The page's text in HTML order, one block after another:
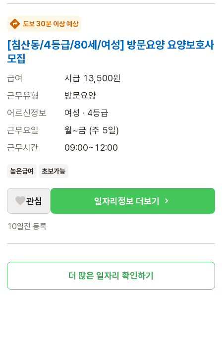
도보 30분 이상 예상
[침산동/4등급/80세/여성] 방문요양 요양보호사
모집
급여
시급 13,500원
근무유형
방문요양
어르신정보
여성 · 4등급
근무요일
월~금 (주 5일)
근무시간
09:00~12:00
높은급여 초보가능
관심 일자리정보 더보기
10일전 등록
더 많은 일자리 확인하기